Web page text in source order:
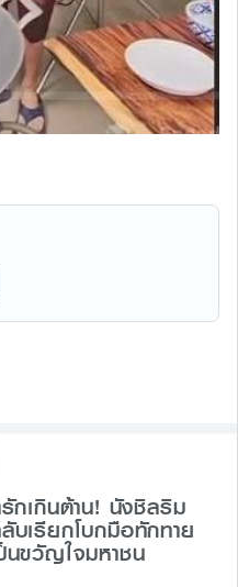
กเกินต้าน! นั่งชิลริม
บเรียกโบกมือทักทาย
ขวัญใจมหาชน